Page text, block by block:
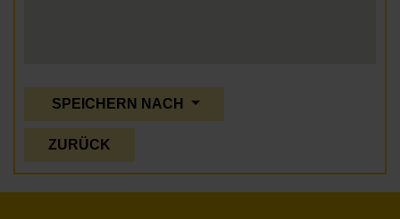
SPEICHERN NACH
ZURÜCK